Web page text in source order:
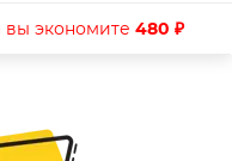
экономите 480 ₽